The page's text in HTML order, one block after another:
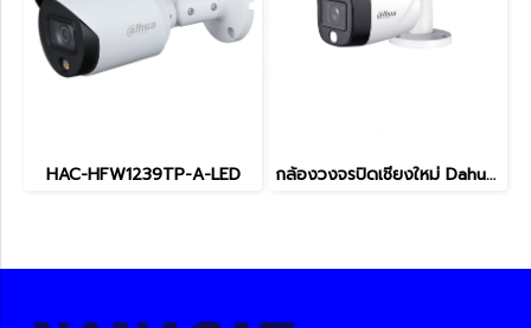
HAC-HFW1239TP-A-LED กล้องวงจรปิดเชียงใหม่ Dahua CCTV Analog 2MP DH-HAC-B2A21-M-IL-A